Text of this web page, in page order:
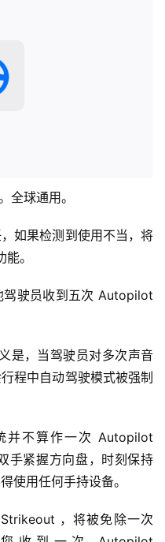
全球通用。
如果检测到使用不当，将
。
驾驶员收到五次 Autopilot
是，当驾驶员对多次声音
程中自动驾驶模式被强制
并不算作一次 Autopilot
手紧握方向盘，时刻保持
使用任何手持设备。
，将被免除一次